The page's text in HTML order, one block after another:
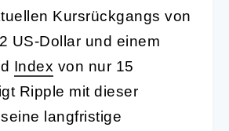
Kursrückgangs von
US-Dollar und einem
Index von nur 15
Ripple mit dieser
langfristige